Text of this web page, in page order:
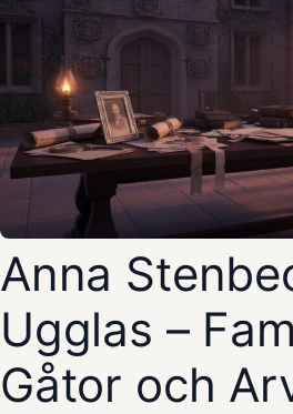
Anna
Ugglas –
Gåtor och